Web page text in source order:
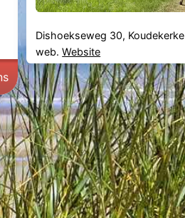
Dishoekseweg 30, Koudekerke
web.Website